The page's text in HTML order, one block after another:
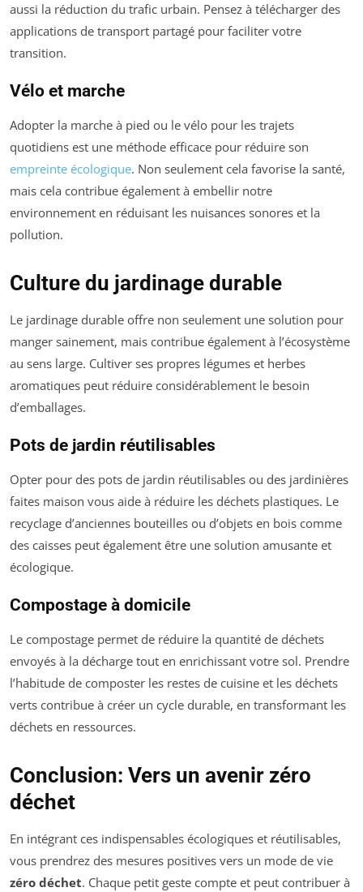
aussi la réduction du trafic urbain. Pensez à télécharger des
applications de transport partagé pour faciliter votre
transition.
Vélo et marche
Adopter la marche à pied ou le vélo pour les trajets
quotidiens est une méthode efficace pour réduire son
empreinte écologique. Non seulement cela favorise la santé,
mais cela contribue également à embellir notre
environnement en réduisant les nuisances sonores et la
pollution.
Culture du jardinage durable
Le jardinage durable offre non seulement une solution pour
manger sainement, mais contribue également à l’écosystème
au sens large. Cultiver ses propres légumes et herbes
aromatiques peut réduire considérablement le besoin
d’emballages.
Pots de jardin réutilisables
Opter pour des pots de jardin réutilisables ou des jardinières
faites maison vous aide à réduire les déchets plastiques. Le
recyclage d’anciennes bouteilles ou d’objets en bois comme
des caisses peut également être une solution amusante et
écologique.
Compostage à domicile
Le compostage permet de réduire la quantité de déchets
envoyés à la décharge tout en enrichissant votre sol. Prendre
l’habitude de composter les restes de cuisine et les déchets
verts contribue à créer un cycle durable, en transformant les
déchets en ressources.
Conclusion: Vers un avenir zéro
déchet
En intégrant ces indispensables écologiques et réutilisables,
vous prendrez des mesures positives vers un mode de vie
zéro déchet. Chaque petit geste compte et peut contribuer à